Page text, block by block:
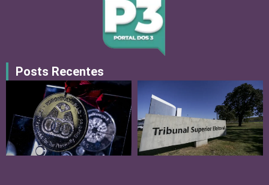
Posts Recentes